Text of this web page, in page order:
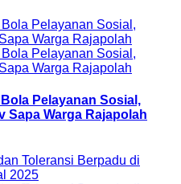
Pelayanan Sosial,
Sapa Warga Rajapolah